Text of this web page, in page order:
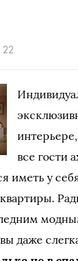
22
все гости
иметь у
даже